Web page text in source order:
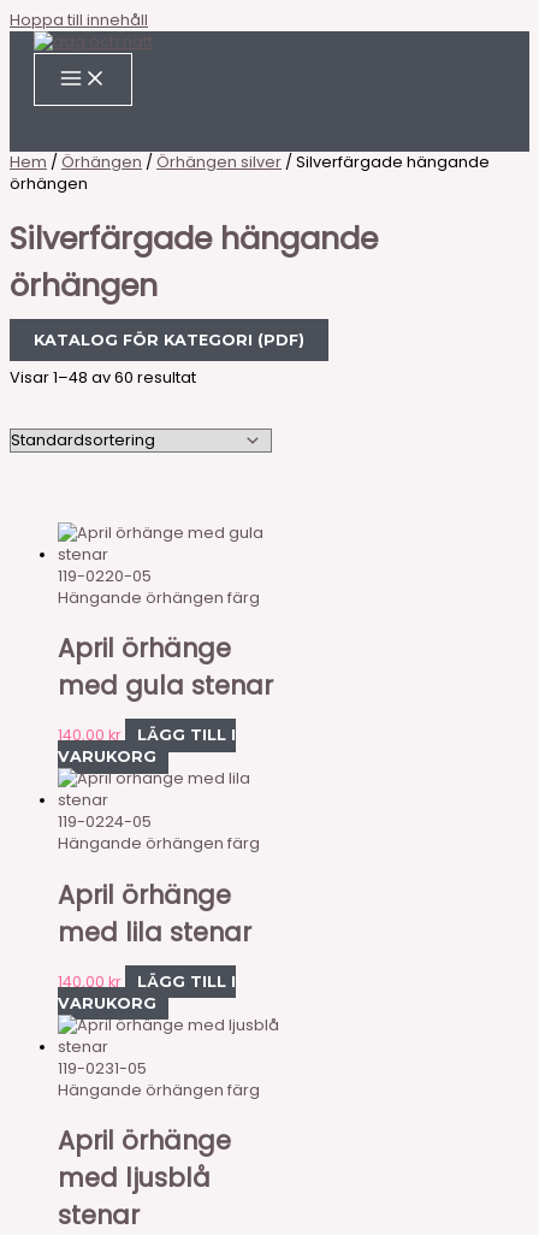
Hoppa till innehåll
Hem / Örhängen / Örhängen silver / Silverfärgade hängande
örhängen
Silverfärgade hängande
örhängen
KATALOG FÖR KATEGORI (PDF)
Visar 1–48 av 60 resultat
119-0220-05
Hängande örhängen färg
April örhänge
med gula stenar
140,00kr
LÄGG TILL I
VARUKORG
119-0224-05
Hängande örhängen färg
April örhänge
med lila stenar
140,00 kr
LÄGG TILL I
VARUKORG
119-0231-05
Hängande örhängen färg
April örhänge
med ljusblå
stenar